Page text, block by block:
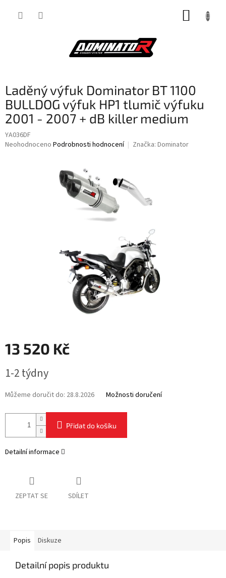
Laděný výfuk Dominator BT 1100
BULLDOG výfuk HP1 tlumič výfuku
2001 - 2007 + dB killer medium
YA036DF
Průměrné
Neohodnoceno Podrobnosti hodnocení Značka: Dominator
13 520 Kč
cena:
1-2 týdny
Můžeme doručit do: 28.8.2026 Možnosti doručení
Přidat do košíku
Detailní informace
ZEPTAT SE SDÍLET
Popis Diskuze
Detailní popis produktu